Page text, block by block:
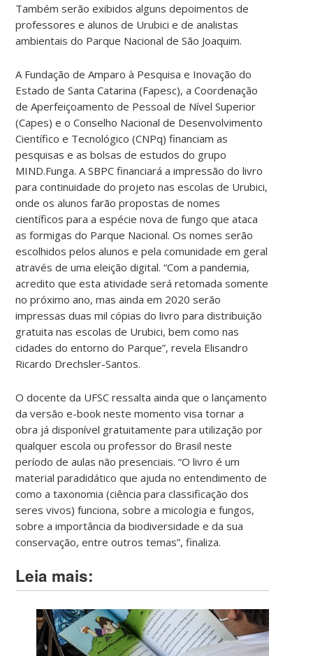
Também serão exibidos alguns depoimentos de
professores e alunos de Urubici e de analistas
ambientais do Parque Nacional de São Joaquim.
A Fundação de Amparo à Pesquisa e Inovação do
Estado de Santa Catarina (Fapesc), a Coordenação
de Aperfeiçoamento de Pessoal de Nível Superior
(Capes) e o Conselho Nacional de Desenvolvimento
Científico e Tecnológico (CNPq) financiam as
pesquisas e as bolsas de estudos do grupo
MIND.Funga. A SBPC financiará a impressão do livro
para continuidade do projeto nas escolas de Urubici,
onde os alunos farão propostas de nomes
científicos para a espécie nova de fungo que ataca
as formigas do Parque Nacional. Os nomes serão
escolhidos pelos alunos e pela comunidade em geral
através de uma eleição digital. “Com a pandemia,
acredito que esta atividade será retomada somente
no próximo ano, mas ainda em 2020 serão
impressas duas mil cópias do livro para distribuição
gratuita nas escolas de Urubici, bem como nas
cidades do entorno do Parque”, revela Elisandro
Ricardo Drechsler-Santos.
O docente da UFSC ressalta ainda que o lançamento
da versão e-book neste momento visa tornar a
obra já disponível gratuitamente para utilização por
qualquer escola ou professor do Brasil neste
período de aulas não presenciais. “O livro é um
material paradidático que ajuda no entendimento de
como a taxonomia (ciência para classificação dos
seres vivos) funciona, sobre a micologia e fungos,
sobre a importância da biodiversidade e da sua
conservação, entre outros temas”, finaliza.
Leia mais: